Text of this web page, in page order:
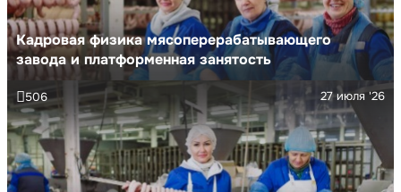
Кадровая физика мясоперерабатывающего
завода и платформенная занятость
27 июля '26
506